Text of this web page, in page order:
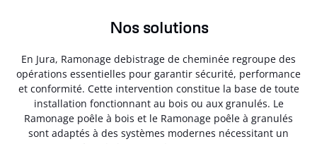
Nos solutions
En Jura, Ramonage debistrage de cheminée regroupe des
opérations essentielles pour garantir sécurité, performance
et conformité. Cette intervention constitue la base de toute
installation fonctionnant au bois ou aux granulés. Le
Ramonage poêle à bois et le Ramonage poêle à granulés
sont adaptés à des systèmes modernes nécessitant un